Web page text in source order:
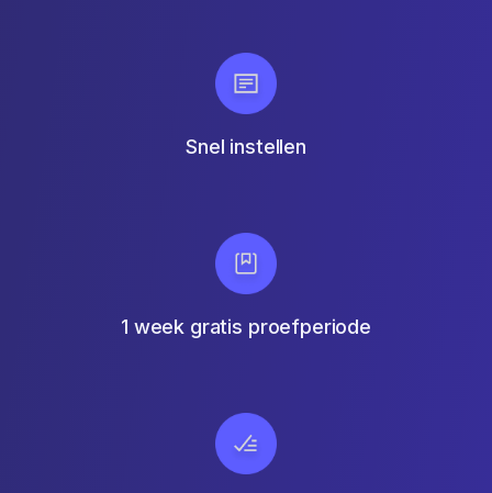
Snel instellen
1 week gratis proefperiode